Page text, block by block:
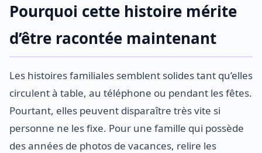
Pourquoi cette histoire mérite
d’être racontée maintenant
Les histoires familiales semblent solides tant qu’elles
circulent à table, au téléphone ou pendant les fêtes.
Pourtant, elles peuvent disparaître très vite si
personne ne les fixe. Pour une famille qui possède
des années de photos de vacances, relire les